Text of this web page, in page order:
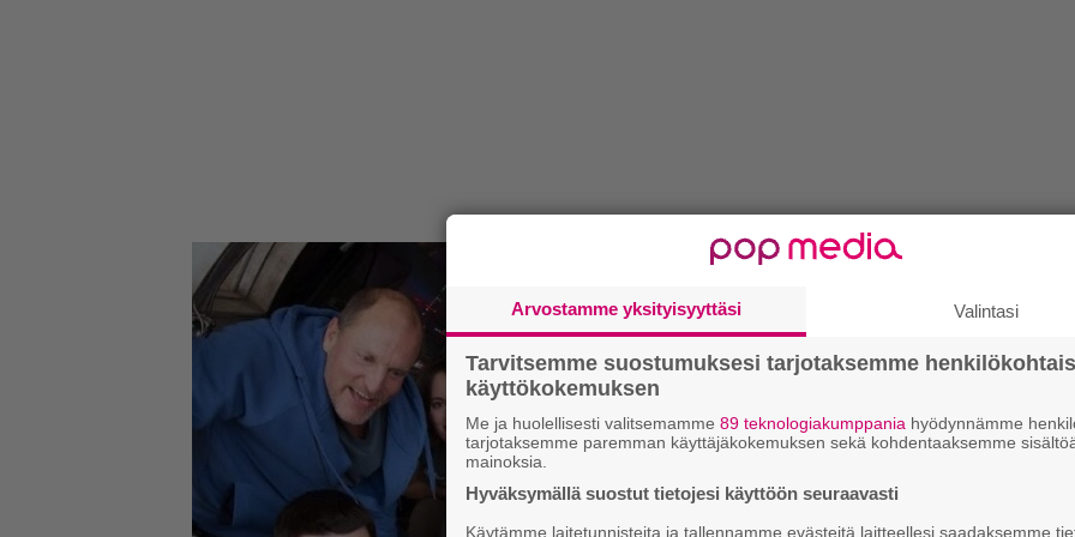
Arvostamme yksityisyyttäsi Valintasi
Tarvitsemme suostumuksesi tarjotaksemme
käyttökokemuksen
Me ja huolellisesti valitsemamme 89 teknologiakumppania hyödynnämme
tarjotaksemme paremman käyttäjäkokemuksen sekä kohdentaaksemme
mainoksia.
Hyväksymällä suostut tietojesi käyttöön seuraavasti
Käytämme laitetunnisteita ja tallennamme evästeitä laitteellesi saadaksemme